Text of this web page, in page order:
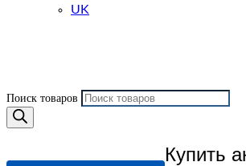
UK
Поиск товаров
Купить